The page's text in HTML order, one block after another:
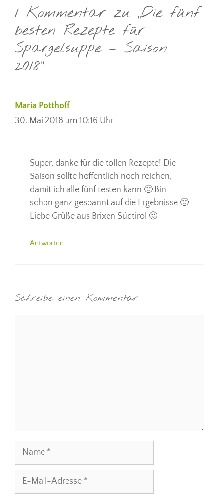
1 Kommentar zu „Die fünf
besten Rezepte für
Spargelsuppe – Saison
2018“
Maria Potthoff
30. Mai 2018 um 10:16 Uhr
Super, danke für die tollen Rezepte! Die
Saison sollte hoffentlich noch reichen,
damit ich alle fünf testen kann 🙂 Bin
schon ganz gespannt auf die Ergebnisse 🙂
Liebe Grüße aus Brixen Südtirol 🙂
Antworten
Schreibe einen Kommentar
Name